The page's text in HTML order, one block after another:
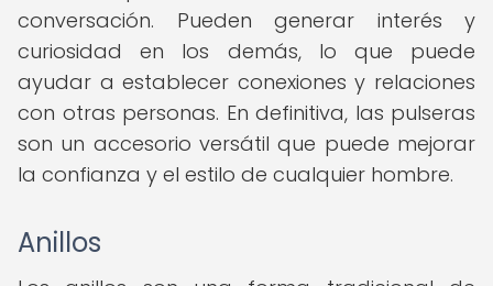
conversación. Pueden generar interés y
curiosidad en los demás, lo que puede
ayudar a establecer conexiones y relaciones
con otras personas. En definitiva, las pulseras
son un accesorio versátil que puede mejorar
la confianza y el estilo de cualquier hombre.
Anillos